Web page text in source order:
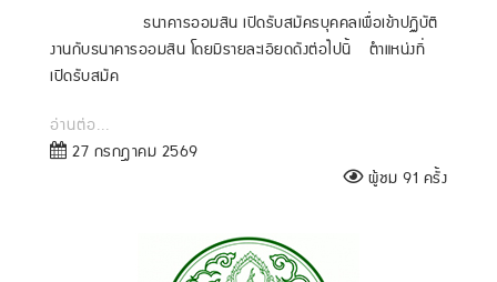
ธนาคารออมสิน เปิดรับสมัครบุคคลเพื่อเข้าปฏิบัติ
งานกับธนาคารออมสิน โดยมีรายละเอียดดังต่อไปนี้ ตำแหน่งที่
เปิดรับสมัค
อ่านต่อ...
27 กรกฎาคม 2569
ผู้ชม 91 ครั้ง